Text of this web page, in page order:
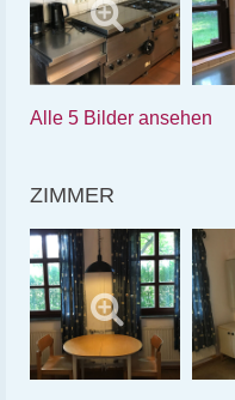
Alle 5 Bilder ansehen
ZIMMER